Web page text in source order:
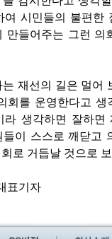
여 시민들의 불편한
만들어주는 그런 의
재선의 길은 멀어
회를 운영한다고 생
라 생각하면 잘하면
이 스스로 깨닫고
로 거듭날 것으로
표기자